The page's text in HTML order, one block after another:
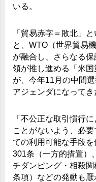
いる。
「貿易赤字＝敗北」
と、WTO（世界貿易
が融合し、さらなる
領が推し進める「米
が、今年11月の中間
アジェンダになってき
「不公正な取引慣行
ことがないよう、必
ての利用可能な手段
301条（一方的措置）
チダンピング・相殺
条項）などの発動も厭